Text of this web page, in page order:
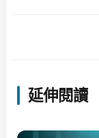
延伸閱讀